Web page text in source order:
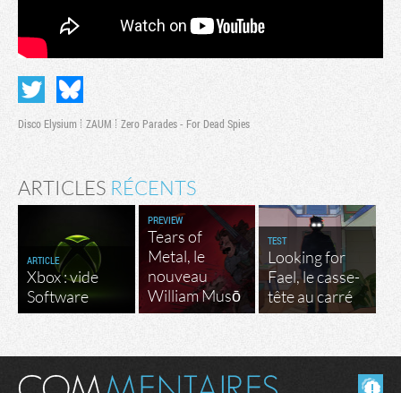
Disco Elysium ZAUM Zero Parades - For Dead Spies
ARTICLES RÉCENTS
ARTICLE
Xbox : vide
Software
PREVIEW
Tears of
Metal, le
nouveau
William Musō
TEST
Looking for
Fael, le casse-
tête au carré
Masquer les commentaires lus.